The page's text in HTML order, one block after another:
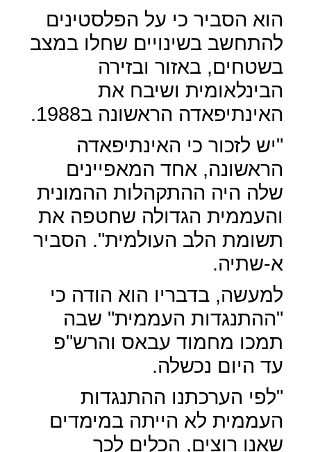
הוא הסביר כי על הפלסטינים
להתחשב בשינויים שחלו במצב
בשטחים, באזור ובזירה
הבינלאומית ושיבח את
האינתיפאדה הראשונה ב1988.
"יש לזכור כי האינתיפאדה
הראשונה, אחד המאפיינים
שלה היה ההתקהלות ההמונית
והעממית הגדולה שחטפה את
תשומת הלב העולמית". הסביר
א-שתיה.
למעשה, בדבריו הוא הודה כי
"ההתנגדות העממית" שבה
תמכו מחמוד עבאס והרש"פ
עד היום נכשלה.
"לפי הערכתנו ההתנגדות
העממית לא הייתה במימדים
שאנו רוצים, הכלים לכך